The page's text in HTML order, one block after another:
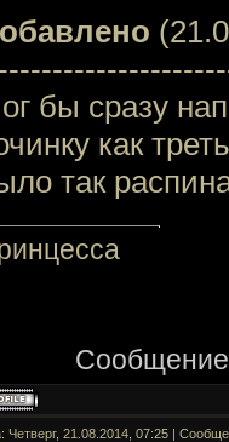
бы сразу
как
так
Сообщение
Четверг, 21.08.2014, 07:25 |